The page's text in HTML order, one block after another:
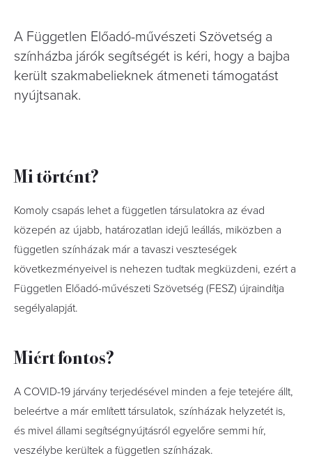
A Független Előadó-művészeti Szövetség a
színházba járók segítségét is kéri, hogy a bajba
került szakmabelieknek átmeneti támogatást
nyújtsanak.
Mi történt?
Komoly csapás lehet a független társulatokra az évad
közepén az újabb, határozatlan idejű leállás, miközben a
független színházak már a tavaszi veszteségek
következményeivel is nehezen tudtak megküzdeni, ezért a
Független Előadó-művészeti Szövetség (FESZ) újraindítja
segélyalapját.
Miért fontos?
A COVID-19 járvány terjedésével minden a feje tetejére állt,
beleértve a már említett társulatok, színházak helyzetét is,
és mivel állami segítségnyújtásról egyelőre semmi hír,
veszélybe kerültek a független színházak.